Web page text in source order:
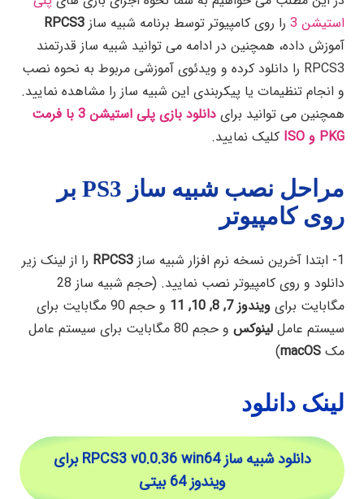
استیشن 3
را روی کامپیوتر توسط برنامه شبیه ساز RPCS3
آموزش داده، همچنین در ادامه می توانید شبیه ساز قدرتمند
RPCS3 را دانلود کرده و ویدئوی آموزشی مربوط به نحوه نصب
و انجام تنظیمات یا پیکربندی این شبیه ساز را مشاهده نمایید.
همچنین می توانید برای
دانلود بازی پلی استیشن 3 با فرمت
PKG و ISO
کلیک نمایید.
مراحل نصب شبیه ساز PS3 بر
روی کامپیوتر
1- ابتدا آخرین نسخه نرم افزار شبیه ساز RPCS3 را از لینک زیر
دانلود و روی کامپیوتر نصب نمایید. (حجم شبیه ساز 28
مگابایت برای ویندوز 7, 8, 10, 11
و حجم 90 مگابایت برای
سیستم عامل لینوکس
و حجم 80 مگابایت برای سیستم عامل
مک macOS
)
لینک دانلود
دانلود شبیه ساز RPCS3 v0.0.36 win64 برای
ویندوز 64 بیتی